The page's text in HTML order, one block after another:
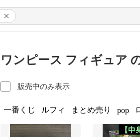
ワンピース フィギュア
販売中のみ表示
一番くじ ルフィ まとめ売り pop